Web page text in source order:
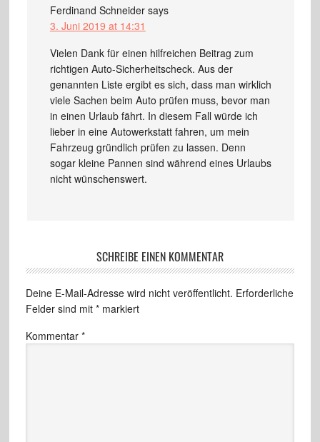
Ferdinand Schneider says
3. Juni 2019 at 14:31
Vielen Dank für einen hilfreichen Beitrag zum
richtigen Auto-Sicherheitscheck. Aus der
genannten Liste ergibt es sich, dass man wirklich
viele Sachen beim Auto prüfen muss, bevor man
in einen Urlaub fährt. In diesem Fall würde ich
lieber in eine Autowerkstatt fahren, um mein
Fahrzeug gründlich prüfen zu lassen. Denn
sogar kleine Pannen sind während eines Urlaubs
nicht wünschenswert.
SCHREIBE EINEN KOMMENTAR
Deine E-Mail-Adresse wird nicht veröffentlicht. Erforderliche
Felder sind mit *markiert
Kommentar *